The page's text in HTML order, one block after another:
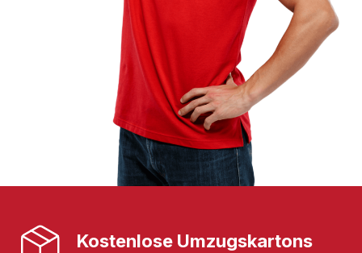
Kostenlose Umzugskartons